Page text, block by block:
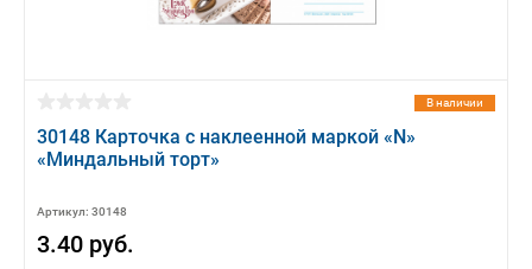
В наличии
30148 Карточка с наклеенной маркой «N»
«Миндальный торт»
Артикул: 30148
3.40 руб.